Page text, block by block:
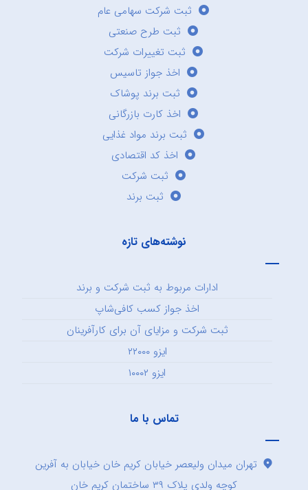
ثبت شرکت سهامی عام
ثبت طرح صنعتی
ثبت تغییرات شرکت
اخذ جواز تاسیس
ثبت برند پوشاک
اخذ کارت بازرگانی
ثبت برند مواد غذایی
اخذ کد اقتصادی
ثبت شرکت
ثبت برند
نوشته‌های تازه
ادارات مربوط به ثبت شرکت و برند
اخذ جواز کسب کافی‌شاپ
ثبت شرکت و مزایای آن برای کارآفرینان
ایزو ۲۲۰۰۰
ایزو ۱۰۰۰۲
تماس با ما
تهران میدان ولیعصر خیابان کریم خان خیابان به آفرین
کوچه ولدی پلاک ۳۹ ساختمان کریم خان